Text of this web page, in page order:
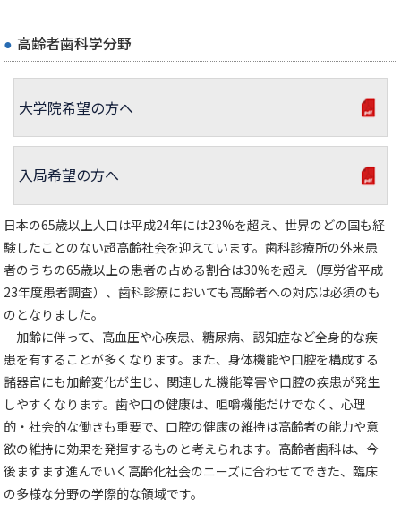
高齢者歯科学分野
大学院希望の方へ
入局希望の方へ
日本の65歳以上人口は平成24年には23%を超え、世界のどの国も経
験したことのない超高齢社会を迎えています。歯科診療所の外来患
者のうちの65歳以上の患者の占める割合は30%を超え（厚労省平成
23年度患者調査）、歯科診療においても高齢者への対応は必須のも
のとなりました。
加齢に伴って、高血圧や心疾患、糖尿病、認知症など全身的な疾
患を有することが多くなります。また、身体機能や口腔を構成する
諸器官にも加齢変化が生じ、関連した機能障害や口腔の疾患が発生
しやすくなります。歯や口の健康は、咀嚼機能だけでなく、心理
的・社会的な働きも重要で、口腔の健康の維持は高齢者の能力や意
欲の維持に効果を発揮するものと考えられます。高齢者歯科は、今
後ますます進んでいく高齢化社会のニーズに合わせてできた、臨床
の多様な分野の学際的な領域です。